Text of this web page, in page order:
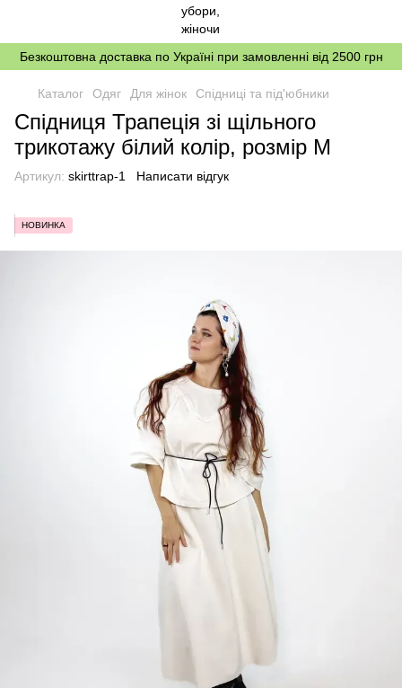
Безкоштовна доставка по Україні при замовленні від 2500 грн
Каталог Одяг Для жінок Спідниці та під'юбники
Спідниця Трапеція зі щільного
трикотажу білий колір, розмір M
Артикул: skirttrap-1 Написати відгук
НОВИНКА